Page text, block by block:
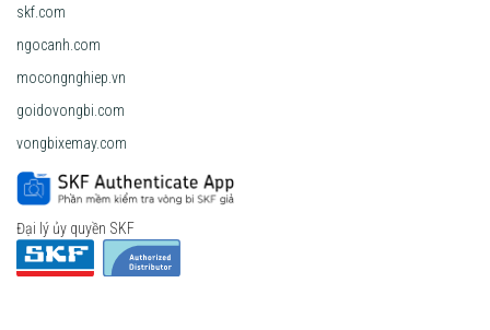
skf.com
ngocanh.com
mocongnghiep.vn
goidovongbi.com
vongbixemay.com
Đại lý ủy quyền SKF